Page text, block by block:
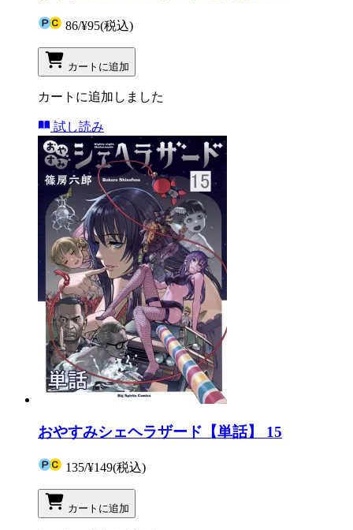
86/¥95(税込)
カートに追加
カートに追加しました
試し読み
おやすみシェヘラザード【単話】 15
135/¥149(税込)
カートに追加